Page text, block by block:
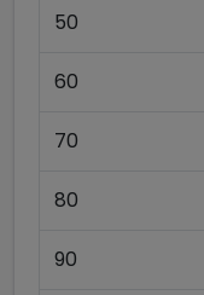
50
60
70
80
90